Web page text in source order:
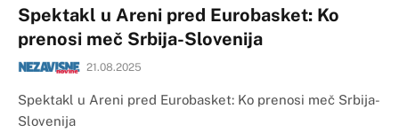
Spektakl u Areni pred Eurobasket: Ko
prenosi meč Srbija-Slovenija
21.08.2025
Spektakl u Areni pred Eurobasket: Ko prenosi meč Srbija-
Slovenija